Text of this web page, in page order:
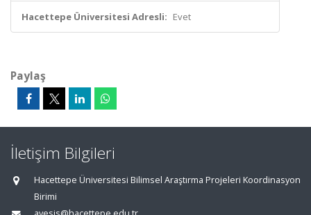
Hacettepe Üniversitesi Adresli: Evet
Paylaş
İletişim Bilgileri
Hacettepe Üniversitesi Bilimsel Araştırma Projeleri Koordinasyon
Birimi